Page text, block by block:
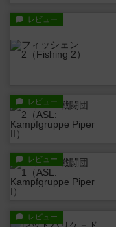
レビュー
レビュー
レビュー
レビュー